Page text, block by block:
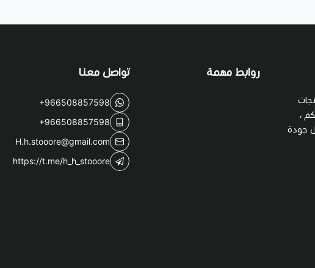
،
جودة
روابط مهمة تواصل معنا
+966508857598
+966508857598
H.h.stooore@gmail.com
https://t.me/h_h_stooore